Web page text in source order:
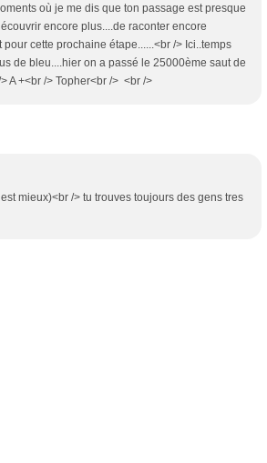
où je me dis que ton passage est presque
encore plus....de raconter encore
cette prochaine étape......<br /> Ici..temps
de bleu....hier on a passé le 25000ème saut de
A +<br /> Topher<br /> <br />
mieux)<br /> tu trouves toujours des gens tres